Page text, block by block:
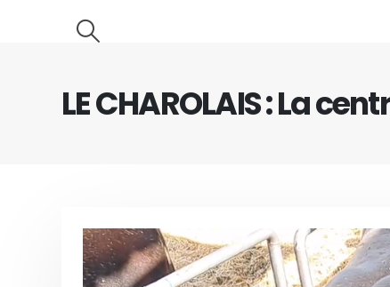
LE CHAROLAIS : La